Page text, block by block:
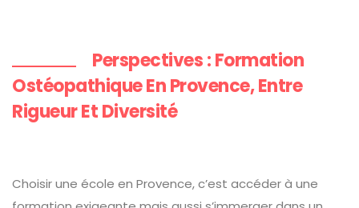
Perspectives : Formation
Ostéopathique En Provence, Entre
Rigueur Et Diversité
Choisir une école en Provence, c’est accéder à une